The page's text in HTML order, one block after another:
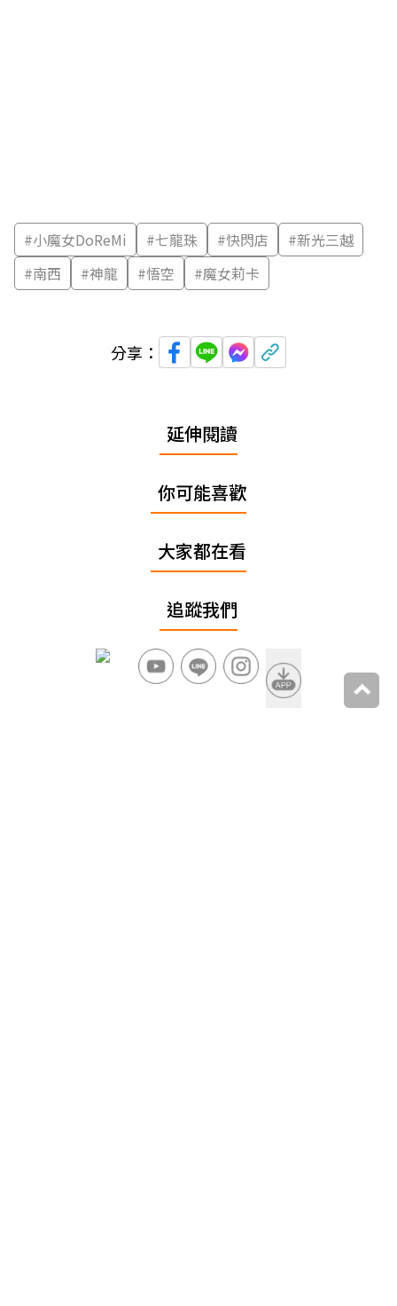
#小魔女DoReMi #七龍珠 #快閃店 #新光三越
#南西 #神龍 #悟空 #魔女莉卡
分享：
延伸閱讀
你可能喜歡
大家都在看
追蹤我們